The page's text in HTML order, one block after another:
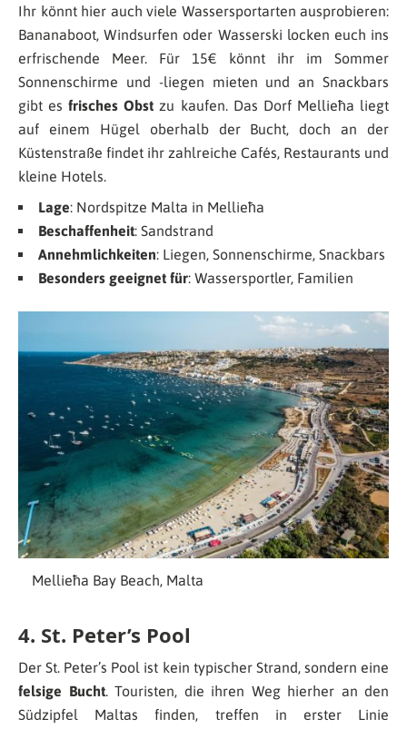
Ihr könnt hier auch viele Wassersportarten ausprobieren:
Bananaboot, Windsurfen oder Wasserski locken euch ins
erfrischende Meer. Für 15€ könnt ihr im Sommer
Sonnenschirme und -liegen mieten und an Snackbars
gibt esfrisches Obst zu kaufen. Das Dorf Mellieħa liegt
auf einem Hügel oberhalb der Bucht, doch an der
Küstenstraße findet ihr zahlreiche Cafés, Restaurants und
kleine Hotels.
Lage: Nordspitze Malta in Mellieħa
Beschaffenheit: Sandstrand
Annehmlichkeiten: Liegen, Sonnenschirme, Snackbars
Besonders geeignet für: Wassersportler, Familien
Mellieħa Bay Beach, Malta
4. St. Peter’s Pool
Der St. Peter’s Pool ist kein typischer Strand, sondern eine
felsige Bucht. Touristen, die ihren Weg hierher an den
Südzipfel Maltas finden, treffen in erster Linie